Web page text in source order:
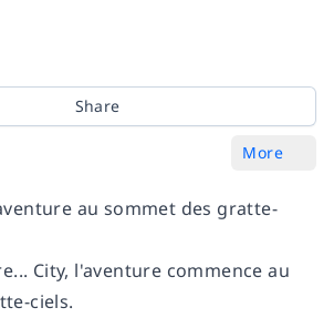
Share
More
au sommet des gratte-
City, l'aventure commence au
ciels.